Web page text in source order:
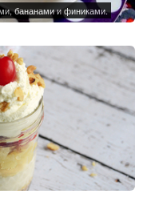
бананами и финиками.